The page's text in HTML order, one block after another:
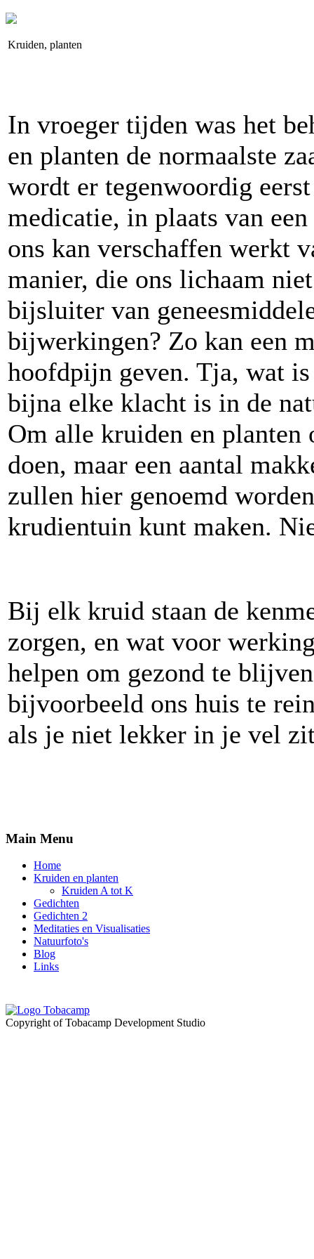
Kruiden, planten
In vroeger tijden was het
en planten de normaalste
wordt er tegenwoordig
medicatie, in plaats van
ons kan verschaffen werkt
manier, die ons lichaam
bijsluiter van
bijwerkingen? Zo kan een
hoofdpijn geven. Tja, wat
bijna elke klacht is in de
Om alle kruiden en planten
doen, maar een aantal
zullen hier genoemd
krudientuin kunt maken.
Bij elk kruid staan de
zorgen, en wat voor
helpen om gezond te
bijvoorbeeld ons huis te
als je niet lekker in je vel
Main Menu
Home
Kruiden en planten
Kruiden A tot K
Gedichten
Gedichten 2
Meditaties en Visualisaties
Natuurfoto's
Blog
Links
Copyright of Tobacamp Development Studio